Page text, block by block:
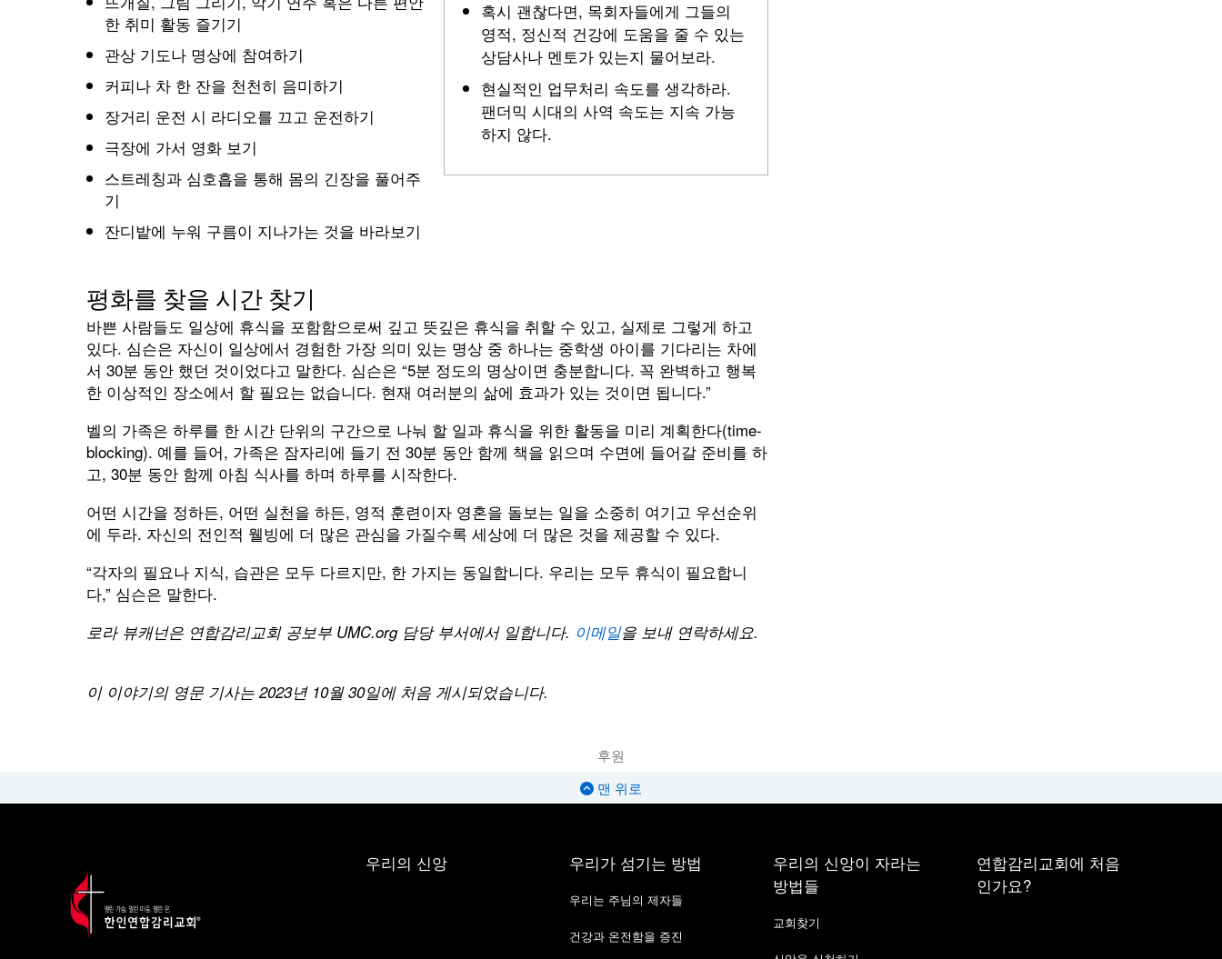
혹시 괜찮다면, 목회자들에게 그들의
영적, 정신적 건강에 도움을 줄 수 있는
상담사나 멘토가 있는지 물어보라.
현실적인 업무처리 속도를 생각하라.
팬더믹 시대의 사역 속도는 지속 가능
하지 않다.
한 취미 활동 즐기기
관상 기도나 명상에 참여하기
커피나 차 한 잔을 천천히 음미하기
장거리 운전 시 라디오를 끄고 운전하기
극장에 가서 영화 보기
스트레칭과 심호흡을 통해 몸의 긴장을 풀어주
기
잔디밭에 누워 구름이 지나가는 것을 바라보기
평화를 찾을 시간 찾기
바쁜 사람들도 일상에 휴식을 포함함으로써 깊고 뜻깊은 휴식을 취할 수 있고, 실제로 그렇게 하고
있다. 심슨은 자신이 일상에서 경험한 가장 의미 있는 명상 중 하나는 중학생 아이를 기다리는 차에
서 30분 동안 했던 것이었다고 말한다. 심슨은 “5분 정도의 명상이면 충분합니다. 꼭 완벽하고 행복
한 이상적인 장소에서 할 필요는 없습니다. 현재 여러분의 삶에 효과가 있는 것이면 됩니다.”
벨의 가족은 하루를 한 시간 단위의 구간으로 나눠 할 일과 휴식을 위한 활동을 미리 계획한다(time-
blocking). 예를 들어, 가족은 잠자리에 들기 전 30분 동안 함께 책을 읽으며 수면에 들어갈 준비를 하
고, 30분 동안 함께 아침 식사를 하며 하루를 시작한다.
어떤 시간을 정하든, 어떤 실천을 하든, 영적 훈련이자 영혼을 돌보는 일을 소중히 여기고 우선순위
에 두라. 자신의 전인적 웰빙에 더 많은 관심을 가질수록 세상에 더 많은 것을 제공할 수 있다.
“각자의 필요나 지식, 습관은 모두 다르지만, 한 가지는 동일합니다. 우리는 모두 휴식이 필요합니
다,” 심슨은 말한다.
로라 뷰캐넌은 연합감리교회 공보부UMC.org 담당 부서에서 일합니다. 이메일을 보내 연락하세요.
이 이야기의 영문 기사는2023년10월30일에 처음 게시되었습니다.
후원
맨 위로
우리의 신앙 우리가 섬기는 방법
우리는 주님의 제자들
건강과 온전함을 증진
우리의 신앙이 자라는
방법들
교회찾기
연합감리교회에 처음
인가요?